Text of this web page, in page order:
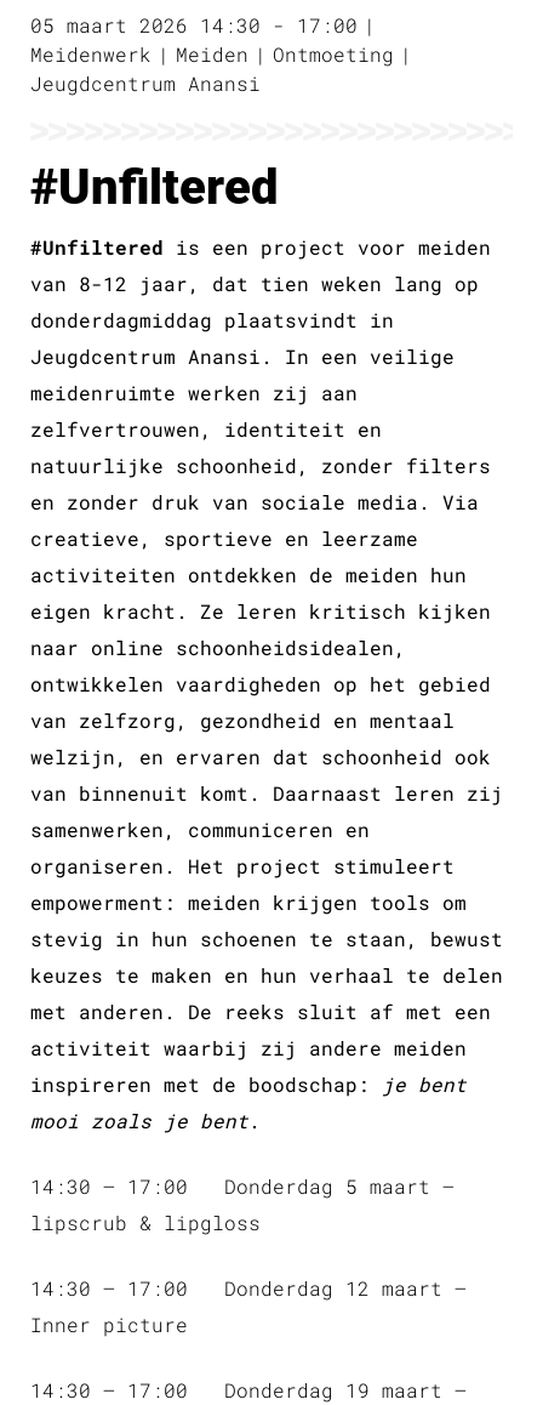
05 maart 2026 14:30 - 17:00
Meidenwerk
Meiden
Ontmoeting
Jeugdcentrum Anansi
#Unfiltered
#Unfiltered is een project voor meiden
van 8-12 jaar, dat tien weken lang op
donderdagmiddag plaatsvindt in
Jeugdcentrum Anansi. In een veilige
meidenruimte werken zij aan
zelfvertrouwen, identiteit en
natuurlijke schoonheid, zonder filters
en zonder druk van sociale media. Via
creatieve, sportieve en leerzame
activiteiten ontdekken de meiden hun
eigen kracht. Ze leren kritisch kijken
naar online schoonheidsidealen,
ontwikkelen vaardigheden op het gebied
van zelfzorg, gezondheid en mentaal
welzijn, en ervaren dat schoonheid ook
van binnenuit komt. Daarnaast leren zij
samenwerken, communiceren en
organiseren. Het project stimuleert
empowerment: meiden krijgen tools om
stevig in hun schoenen te staan, bewust
keuzes te maken en hun verhaal te delen
met anderen. De reeks sluit af met een
activiteit waarbij zij andere meiden
inspireren met de boodschap:
je bent
mooi zoals je bent.
14:30 – 17:00 Donderdag 5 maart –
lipscrub & lipgloss
14:30 – 17:00 Donderdag 12 maart –
Inner picture
14:30 – 17:00 Donderdag 19 maart –